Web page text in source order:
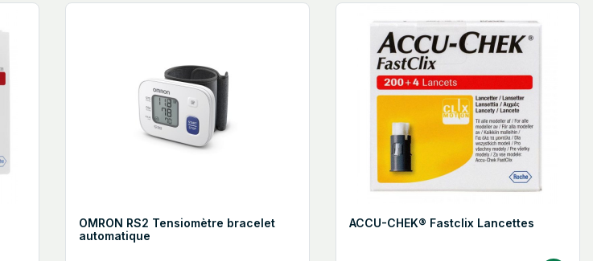
OMRON RS2 Tensiomètre bracelet
automatique
ACCU-CHEK® Fastclix Lancettes